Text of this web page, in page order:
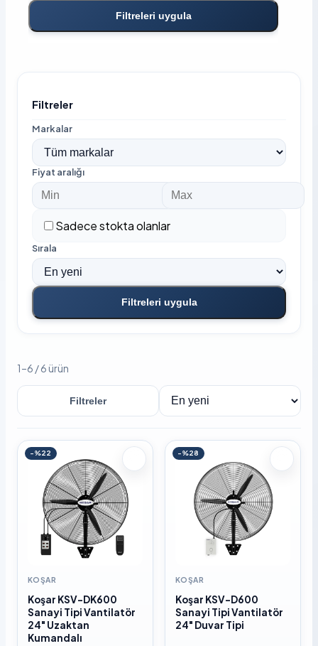
Filtreleri uygula
Filtreler
Markalar
Fiyat aralığı
Sadece stokta olanlar
Sırala
Filtreleri uygula
1–6 / 6 ürün
Filtreler Sırala
-%22
KOŞAR
Koşar KSV-DK600
Sanayi Tipi Vantilatör
24" Uzaktan
Kumandalı
-%28
KOŞAR
Koşar KSV-D600
Sanayi Tipi Vantilatör
24" Duvar Tipi